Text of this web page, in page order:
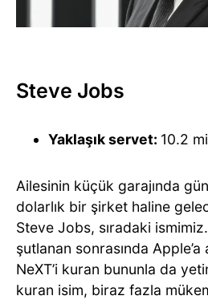
Steve Jobs
Yaklaşık servet: 10.2
Ailesinin küçük garajında
dolarlık bir şirket haline
Steve Jobs, sıradaki
şutlanan sonrasında
NeXT’i kuran bununla da
kuran isim, biraz fazla